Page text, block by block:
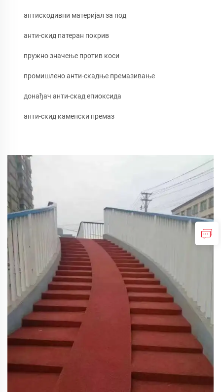
антискодивни материјал за под
анти-скид патеран покрив
пружно значење против коси
промишлено анти-скадње премазивање
донађач анти-скад епиоксида
анти-скид каменски премаз